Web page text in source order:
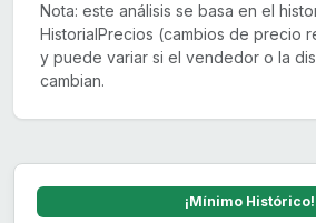
Nota: este análisis se basa en el
HistorialPrecios (cambios de precio
y puede variar si el vendedor o la
cambian.
¡Mínimo Histórico!